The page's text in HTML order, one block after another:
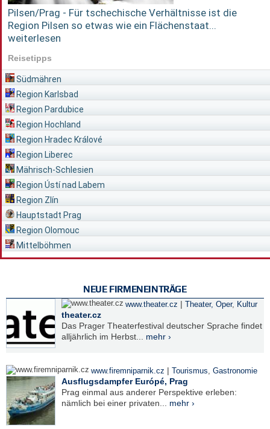
Pilsen/Prag - Für tschechische Verhältnisse ist die
Region Pilsen so etwas wie ein Flächenstaat...
weiterlesen
Reisetipps
Südmähren
Region Karlsbad
Region Pardubice
Region Hochland
Region Hradec Králové
Region Liberec
Mährisch-Schlesien
Region Ústí nad Labem
Region Zlín
Hauptstadt Prag
Region Olomouc
Mittelböhmen
NEUE FIRMENEINTRÄGE
www.theater.cz | Theater, Oper, Kultur
theater.cz
Das Prager Theaterfestival deutscher Sprache findet
alljährlich im Herbst... mehr ›
www.firemniparnik.cz | Tourismus, Gastronomie
Ausflugsdampfer Európé, Prag
Prag einmal aus anderer Perspektive erleben:
nämlich bei einer privaten... mehr ›